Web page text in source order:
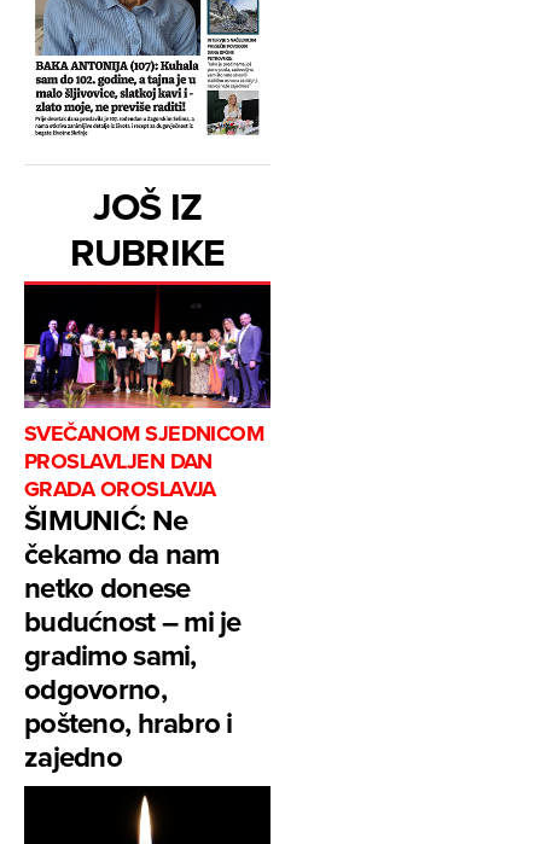
JOŠ IZ
RUBRIKE
SVEČANOM SJEDNICOM
PROSLAVLJEN DAN
GRADA OROSLAVJA
ŠIMUNIĆ: Ne
čekamo da nam
netko donese
budućnost – mi je
gradimo sami,
odgovorno,
pošteno, hrabro i
zajedno